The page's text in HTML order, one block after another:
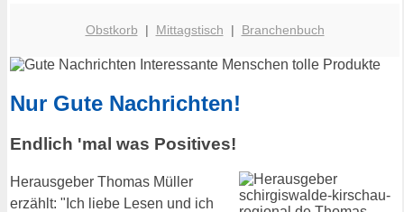
Obstkorb | Mittagstisch | Branchenbuch
Nur Gute Nachrichten!
Endlich 'mal was Positives!
Herausgeber Thomas Müller
erzählt: "Ich liebe Lesen und ich